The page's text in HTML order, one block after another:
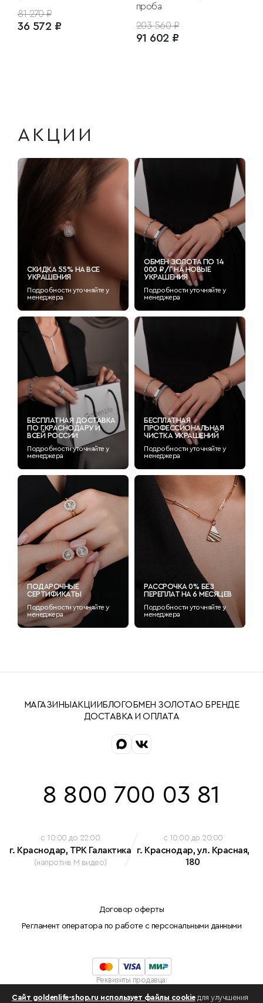
81 270 ₽
36 572 ₽
проба
203 560 ₽
91 602 ₽
АКЦИИ
СКИДКА 55% НА ВСЕ
УКРАШЕНИЯ
Подробности уточняйте у
менеджера
ОБМЕН ЗОЛОТА ПО 14
000 ₽/Г НА НОВЫЕ
УКРАШЕНИЯ
Подробности уточняйте у
менеджера
БЕСПЛАТНАЯ ДОСТАВКА
ПО Г.КРАСНОДАРУ И
ВСЕЙ РОССИИ
Подробности уточняйте у
менеджера
БЕСПЛАТНАЯ
ПРОФЕССИОНАЛЬНАЯ
ЧИСТКА УКРАШЕНИЙ
Подробности уточняйте у
менеджера
ПОДАРОЧНЫЕ
СЕРТИФИКАТЫ
Подробности уточняйте у
менеджера
РАССРОЧКА 0% БЕЗ
ПЕРЕПЛАТ НА 6 МЕСЯЦЕВ
Подробности уточняйте у
менеджера
МАГАЗИНЫ АКЦИИБЛОГОБМЕН ЗОЛОТАО БРЕНДЕ
ДОСТАВКА И ОПЛАТА
8 800 700 03 81
c 10:00 до 22:00
г. Краснодар, ТРК Галактика
(напротив М видео)
c 10:00 до 20:00
г. Краснодар, ул. Красная,
180
Договор оферты
Регламент оператора по работе с персональными данными
Реквизиты продавца:
ОГРНИП: 308230912100042
Сайт goldenlife-shop.ru использует файлы cookieдля улучшения